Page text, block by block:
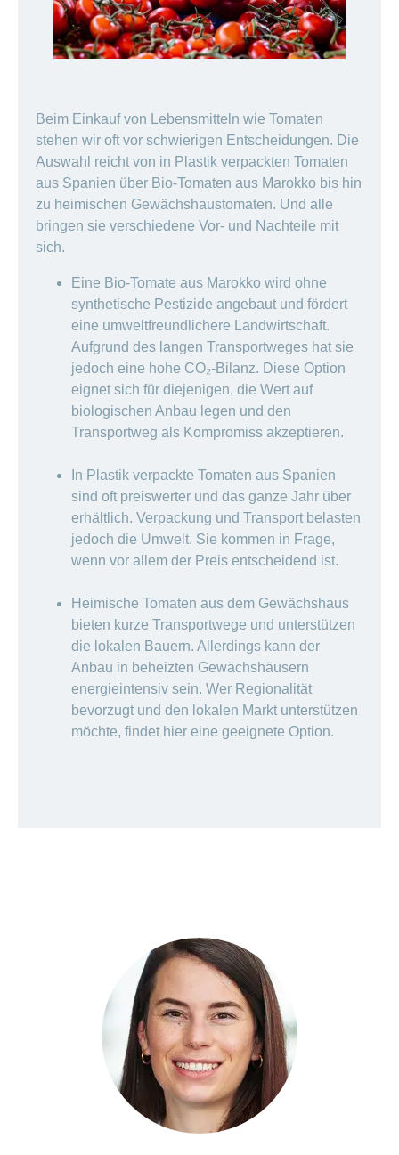
Beim Einkauf von Lebensmitteln wie Tomaten
stehen wir oft vor schwierigen Entscheidungen. Die
Auswahl reicht von in Plastik verpackten Tomaten
aus Spanien über Bio-Tomaten aus Marokko bis hin
zu heimischen Gewächshaustomaten. Und alle
bringen sie verschiedene Vor- und Nachteile mit
sich.
Eine Bio-Tomate aus Marokko wird ohne
synthetische Pestizide angebaut und fördert
eine umweltfreundlichere Landwirtschaft.
Aufgrund des langen Transportweges hat sie
jedoch eine hohe CO₂-Bilanz. Diese Option
eignet sich für diejenigen, die Wert auf
biologischen Anbau legen und den
Transportweg als Kompromiss akzeptieren.
In Plastik verpackte Tomaten aus Spanien
sind oft preiswerter und das ganze Jahr über
erhältlich. Verpackung und Transport belasten
jedoch die Umwelt. Sie kommen in Frage,
wenn vor allem der Preis entscheidend ist.
Heimische Tomaten aus dem Gewächshaus
bieten kurze Transportwege und unterstützen
die lokalen Bauern. Allerdings kann der
Anbau in beheizten Gewächshäusern
energieintensiv sein. Wer Regionalität
bevorzugt und den lokalen Markt unterstützen
möchte, findet hier eine geeignete Option.